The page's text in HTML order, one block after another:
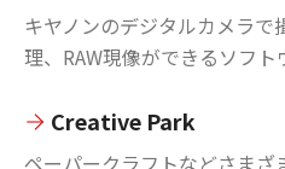
キヤノンのデジタルカメラで
理、RAW現像ができるソフト
Creative Park
ペーパークラフトなどさま